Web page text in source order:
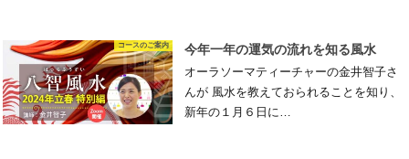
コースのご案内 今年一年の運気の流れを知る風水
オーラソーマティーチャーの金井智子さ
んが 風水を教えておられることを知り、
新年の１月６日に…